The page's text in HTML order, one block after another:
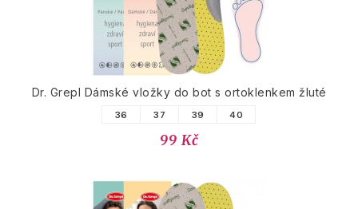
Dr. Grepl Dámské vložky do bot s ortoklenkem žluté
36 37 39 40
99 Kč